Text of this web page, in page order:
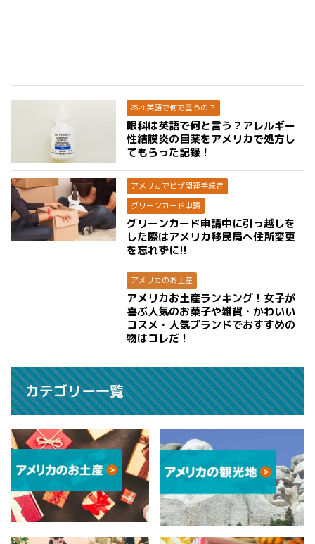
あれ英語で何で言うの？
眼科は英語で何と言う？アレルギー
性結膜炎の目薬をアメリカで処方し
てもらった記録！
アメリカでビザ関連手続き
グリーンカード申請
グリーンカード申請中に引っ越しを
した際はアメリカ移民局へ住所変更
を忘れずに!!
アメリカのお土産
アメリカお土産ランキング！女子が
喜ぶ人気のお菓子や雑貨・かわいい
コスメ・人気ブランドでおすすめの
物はコレだ！
カテゴリー一覧